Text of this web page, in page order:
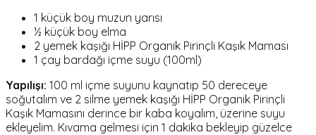
1 küçük boy muzun yarısı
½ küçük boy elma
2 yemek kaşığı HİPP Organik Pirinçli Kaşık Maması
1 çay bardağı içme suyu (100ml)
Yapılışı: 100 ml içme suyunu kaynatıp 50 dereceye
soğutalım ve 2 silme yemek kaşığı HİPP Organik Pirinçli
Kaşık Mamasını derince bir kaba koyalım, üzerine suyu
ekleyelim. Kıvama gelmesi için 1 dakika bekleyip güzelce